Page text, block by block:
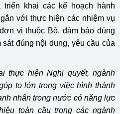
triển khai các kế hoạch hành
với thực hiện các nhiệm vụ
vị thuộc Bộ, đảm bảo đúng
đúng nội dung, yêu cầu của
thực hiện Nghị quyết, ngành
to lớn trong việc hình thành
nhân trong nước có năng lực
toàn cầu trong các ngành